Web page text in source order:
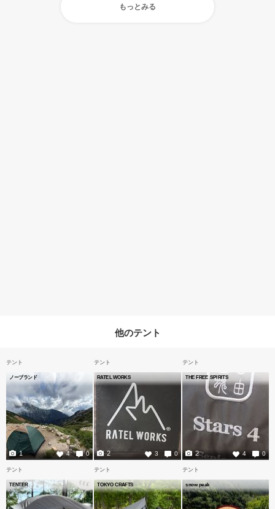
もっとみる
他のテント
テント
ノーブランド
4 0
1
テント
RATEL WORKS
3 0
2
テント
THE FREE SPIRITS
4 0
2
テント
TENTER
テント
TOKYO CRAFTS
テント
snow peak